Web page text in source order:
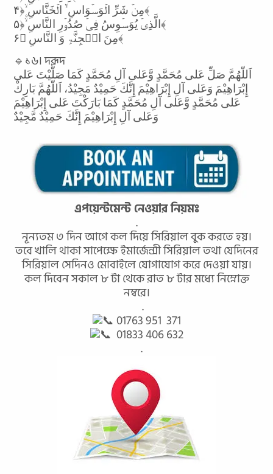
مِنۡ شَرِّ الۡوَسۡوَاسِ ۬ۙ الۡخَنَّاسِ ۪ۙ﴿۴﴾
الَّذِیۡ یُوَسۡوِسُ فِیۡ صُدُوۡرِ النَّاسِ ۙ﴿۵﴾
مِنَ الۡجِنَّۃِ وَ النَّاسِ ﴿۶﴾
🔹১৬। দরূদ
اَللّهُمَّ صَلِّ عَلى مُحَمَّدٍ وَّعَلى آلِ مُحَمَّدٍ كَمَا صَلَّيْتَ عَلى
إِبْرَاهِيْمَ وَعَلى آلِ إِبْرَاهِيْمَ إِنَّكَ حَمِيْدٌ مَجِيْدُ، اَللّهُمَّ بَارِكْ
عَلى مُحَمَّدٍ وَّعَلى آلِ مُحَمَّدٍ كَمَا بَارَكْتَ عَلى إِبْرَاهِيْمَ
وَعَلى آلِ إِبْرَاهِيْمَ إِنَّكَ حَمِيْدٌ مَّجِيْدٌ
এপয়েন্টমেন্ট নেওয়ার নিয়মঃ
.
নূন্যতম ৩ দিন আগে কল দিয়ে সিরিয়াল বুক করতে হয়।
তবে খালি থাকা সাপেক্ষে ইমার্জেন্সী সিরিয়াল তথা যেদিনের
সিরিয়াল সেদিনও মোবাইলে যোগাযোগ করে দেওয়া যায়।
কল দিবেন সকাল ৮ টা থেকে রাত ৮ টার মধ্যে নিম্নোক্ত
নম্বরে।
.
01763 951 371
01833 406 632
.